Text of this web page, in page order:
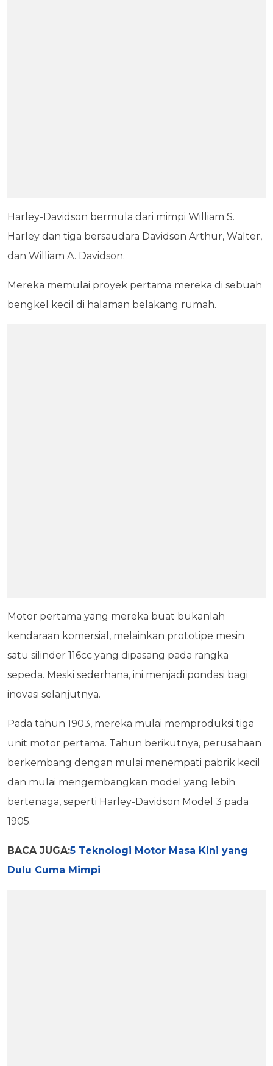
Harley-Davidson bermula dari mimpi William S.
Harley dan tiga bersaudara Davidson Arthur, Walter,
dan William A. Davidson.
Mereka memulai proyek pertama mereka di sebuah
bengkel kecil di halaman belakang rumah.
Motor pertama yang mereka buat bukanlah
kendaraan komersial, melainkan prototipe mesin
satu silinder 116cc yang dipasang pada rangka
sepeda. Meski sederhana, ini menjadi pondasi bagi
inovasi selanjutnya.
Pada tahun 1903, mereka mulai memproduksi tiga
unit motor pertama. Tahun berikutnya, perusahaan
berkembang dengan mulai menempati pabrik kecil
dan mulai mengembangkan model yang lebih
bertenaga, seperti Harley-Davidson Model 3 pada
1905.
BACA JUGA:5 Teknologi Motor Masa Kini yang
Dulu Cuma Mimpi